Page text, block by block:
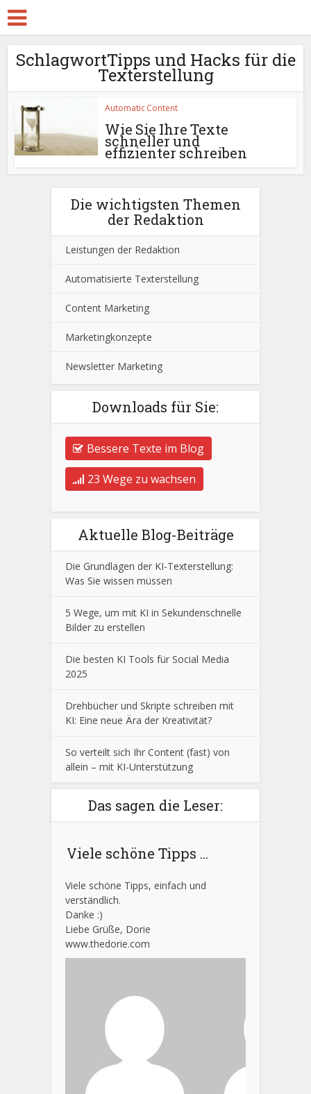
SchlagwortTipps und Hacks für die
Texterstellung
Automatic Content
Wie Sie Ihre Texte
schneller und
effizienter schreiben
Die wichtigsten Themen
der Redaktion
Leistungen der Redaktion
Automatisierte Texterstellung
Content Marketing
Marketingkonzepte
Newsletter Marketing
Downloads für Sie:
Bessere Texte im Blog
23 Wege zu wachsen
Aktuelle Blog-Beiträge
Die Grundlagen der KI-Texterstellung:
Was Sie wissen müssen
5 Wege, um mit KI in Sekundenschnelle
Bilder zu erstellen
Die besten KI Tools für Social Media
2025
Drehbücher und Skripte schreiben mit
KI: Eine neue Ära der Kreativität?
So verteilt sich Ihr Content (fast) von
allein – mit KI-Unterstützung
Das sagen die Leser:
Viele schöne Tipps ...
Viele schöne Tipps, einfach und
verständlich.
Danke :)
Liebe Grüße, Dorie
www.thedorie.com